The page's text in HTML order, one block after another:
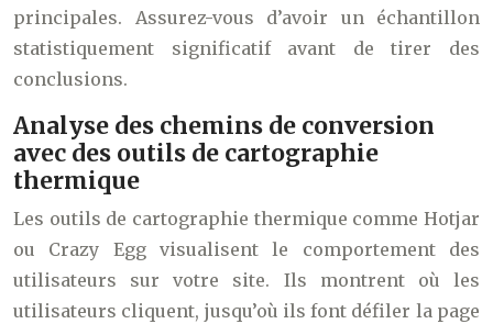
principales. Assurez-vous d’avoir un échantillon
statistiquement significatif avant de tirer des
conclusions.
Analyse des chemins de conversion
avec des outils de cartographie
thermique
Les outils de cartographie thermique comme Hotjar
ou Crazy Egg visualisent le comportement des
utilisateurs sur votre site. Ils montrent où les
utilisateurs cliquent, jusqu’où ils font défiler la page